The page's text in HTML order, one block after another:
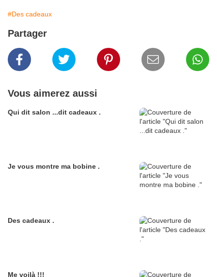
#Des cadeaux
Partager
Vous aimerez aussi
Qui dit salon ...dit cadeaux .
Je vous montre ma bobine .
Des cadeaux .
Me voilà !!!